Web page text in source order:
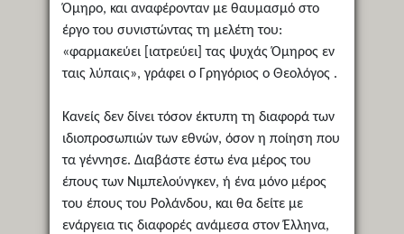
Όμηρο, και αναφέρονταν με θαυμασμό στο
έργο του συνιστώντας τη μελέτη του:
«φαρμακεύει [ιατρεύει] τας ψυχάς Όμηρος εν
ταις λύπαις», γράφει ο Γρηγόριος ο Θεολόγος .
Κανείς δεν δίνει τόσον έκτυπη τη διαφορά των
ιδιοπροσωπιών των εθνών, όσον η ποίηση που
τα γέννησε. Διαβάστε έστω ένα μέρος του
έπους των Νιμπελούνγκεν, ή ένα μόνο μέρος
του έπους του Ρολάνδου, και θα δείτε με
ενάργεια τις διαφορές ανάμεσα στον Έλληνα,